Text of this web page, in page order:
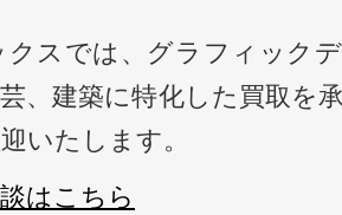
クスでは、グラフィック
、建築に特化した買取を
いたします。
はこちら